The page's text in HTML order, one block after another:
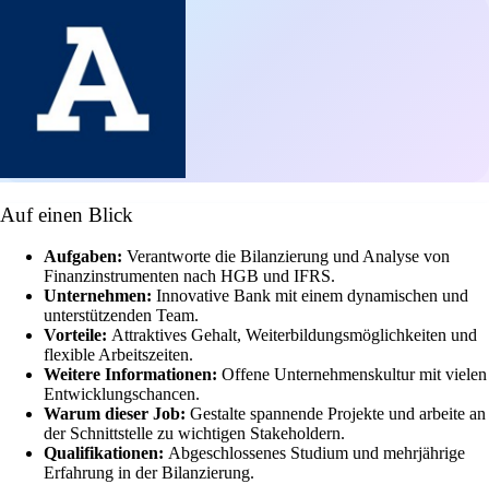
Auf einen Blick
Aufgaben: Verantworte die Bilanzierung und Analyse von
Finanzinstrumenten nach HGB und IFRS.
Unternehmen: Innovative Bank mit einem dynamischen und
unterstützenden Team.
Vorteile: Attraktives Gehalt, Weiterbildungsmöglichkeiten und
flexible Arbeitszeiten.
Weitere Informationen: Offene Unternehmenskultur mit vielen
Entwicklungschancen.
Warum dieser Job: Gestalte spannende Projekte und arbeite an
der Schnittstelle zu wichtigen Stakeholdern.
Qualifikationen: Abgeschlossenes Studium und mehrjährige
Erfahrung in der Bilanzierung.